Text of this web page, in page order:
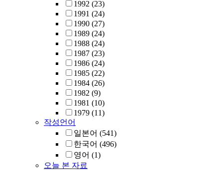
1992 (23)
1991 (24)
1990 (27)
1989 (24)
1988 (24)
1987 (23)
1986 (24)
1985 (22)
1984 (26)
1982 (9)
1981 (10)
1979 (11)
작성언어
일본어 (541)
한국어 (496)
영어 (1)
오늘 본 자료